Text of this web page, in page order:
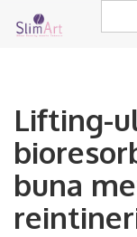
Lifting-
buna